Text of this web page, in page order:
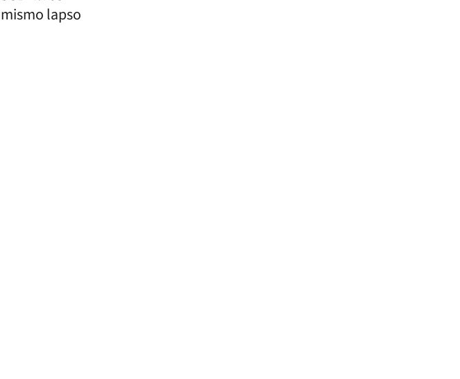
lapso